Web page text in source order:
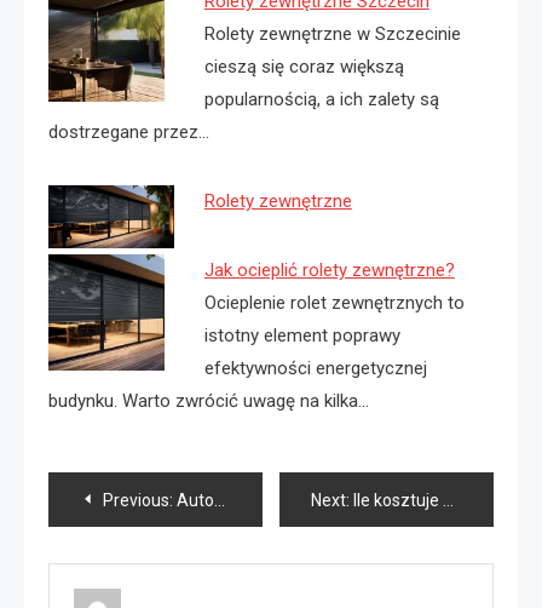
Rolety zewnętrzne w Szczecinie
cieszą się coraz większą
popularnością, a ich zalety są
dostrzegane przez…
Rolety zewnętrzne
Jak ocieplić rolety zewnętrzne?
Ocieplenie rolet zewnętrznych to
istotny element poprawy
efektywności energetycznej
budynku. Warto zwrócić uwagę na kilka…
Nawigacja
wpisu
Previous: Autokar na wesele Szczecin Next: Ile kosztuje wynajem autokaru na tydzien?